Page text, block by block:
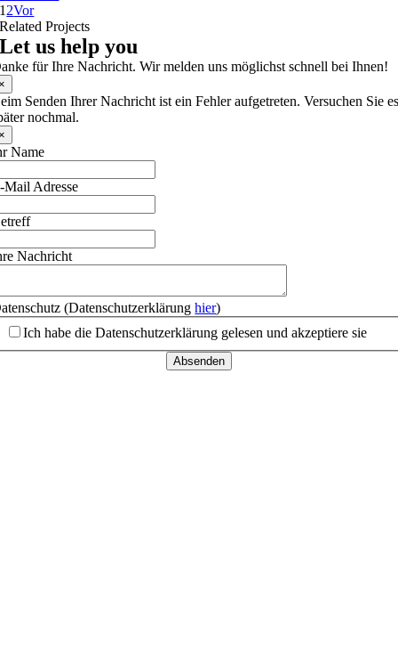
1 2Vor
Related Projects
Let us help you
für Ihre Nachricht. Wir melden uns möglichst schnell bei Ihnen!
Senden Ihrer Nachricht ist ein Fehler aufgetreten. Versuchen Sie
nochmal.
Name
Mail Adresse
Nachricht
(Datenschutzerklärunghier)
Ich habe die Datenschutzerklärung gelesen und akzeptiere sie
Absenden